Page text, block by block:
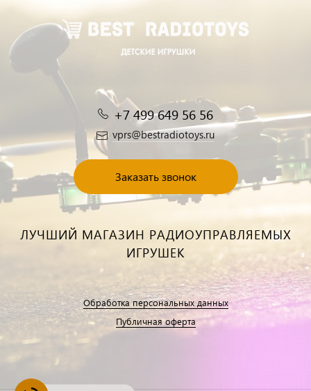
+7 499 649 56 56
vprs@bestradiotoys.ru
Заказать звонок
ЛУЧШИЙ МАГАЗИН РАДИОУПРАВЛЯЕМЫХ
ИГРУШЕК
Обработка персональных данных
Публичная оферта